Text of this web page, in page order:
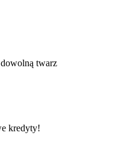
twarz
kredyty!